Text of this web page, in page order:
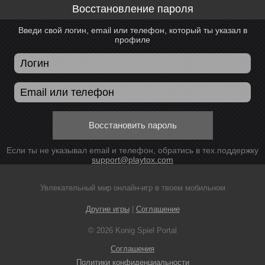
Восстановление пароля
Введи свой логин, email или телефон, который ты указал в
профиле
Восстановить пароль
Если ты не указывал email и телефон, обратись в тех.поддержку
support@playtox.com
Увлекательный мир онлайн-игр в твоем мобильном
Другие игры| Соглашение
© 2026 Konig Spiel Portal
Соглашения
Политики конфиденциальности